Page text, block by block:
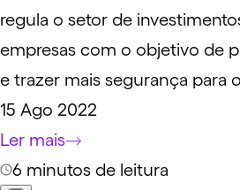
regula o setor de
empresas com o objetivo de
e trazer mais segurança para
15 Ago 2022
Ler mais
6 minutos de leitura